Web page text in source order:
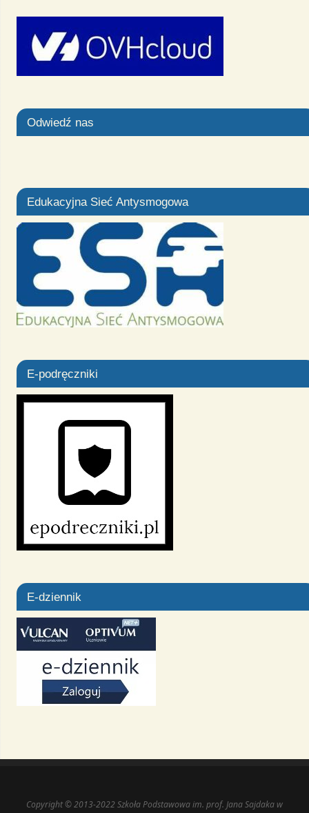
Odwiedź nas
Edukacyjna Sieć Antysmogowa
E-podręczniki
E-dziennik
Copyright © 2013-2022 Szkoła Podstawowa im. prof. Jana Sajdaka w